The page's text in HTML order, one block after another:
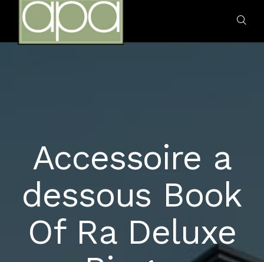
OUR SERVICES
SMILES
Accessoire a
dessous Book
Of Ra Deluxe